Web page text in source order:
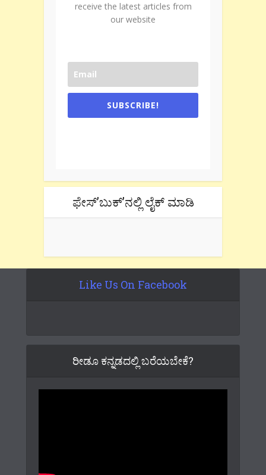
receive the latest articles from
our website
SUBSCRIBE!
ಫೇಸ್’ಬುಕ್’ನಲ್ಲಿ ಲೈಕ್ ಮಾಡಿ
Like Us On Facebook
ರೀಡೂ ಕನ್ನಡದಲ್ಲಿ ಬರೆಯಬೇಕೆ?